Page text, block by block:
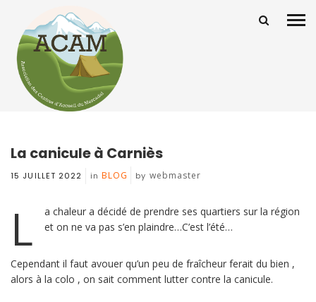
La canicule à Carniès
15 JUILLET 2022 in BLOG by webmaster
L
a chaleur a décidé de prendre ses quartiers sur la région
et on ne va pas s’en plaindre…C’est l’été…
Cependant il faut avouer qu’un peu de fraîcheur ferait du bien ,
alors à la colo , on sait comment lutter contre la canicule.